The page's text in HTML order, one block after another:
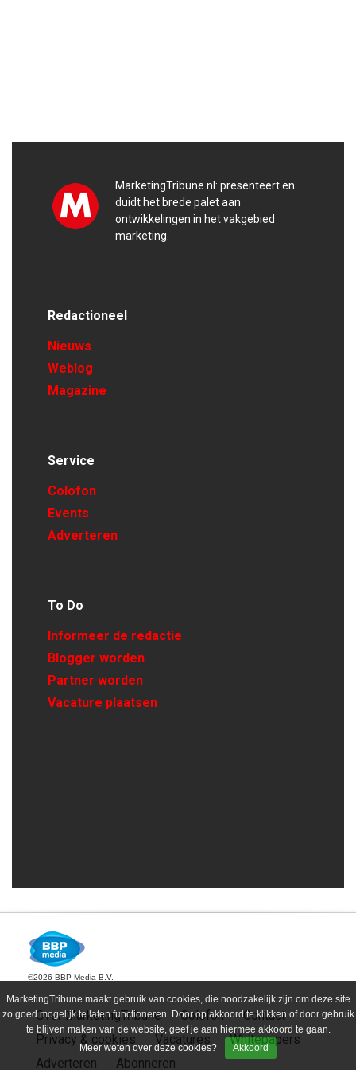
MarketingTribune maakt gebruik van cookies, die noodzakelijk zijn om deze site
zo goed mogelijk te laten functioneren. Door op akkoord te klikken of door gebruik
te blijven maken van de website, geef je aan hiermee akkoord te gaan.
Meer weten over deze cookies?
Akkoord
MarketingTribune.nl: presenteert en
duidt het brede palet aan
ontwikkelingen in het vakgebied
marketing.
Redactioneel
Nieuws
Weblog
Magazine
Service
Colofon
Events
Adverteren
To Do
Informeer de redactie
Blogger worden
Partner worden
Vacature plaatsen
©2026 BBP Media B.V.
Over MarketingTribune Colofon
Contact
Privacy & cookies
Vacatures
Whitepapers
Adverteren
Abonneren